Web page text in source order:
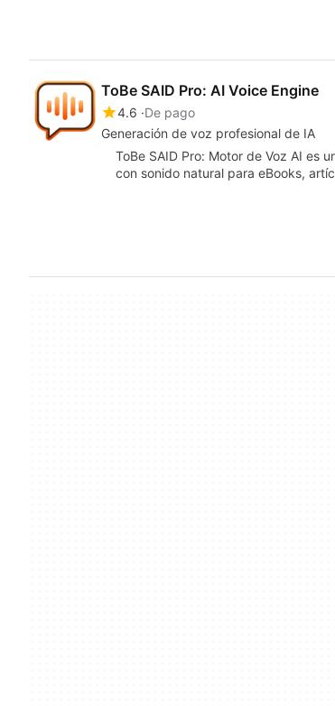
ToBe SAID Pro: AI Voice Engine
4.6 De pago
Generación de voz profesional de IA
ToBe SAID Pro: Motor de Voz AI es
con sonido natural para eBooks,